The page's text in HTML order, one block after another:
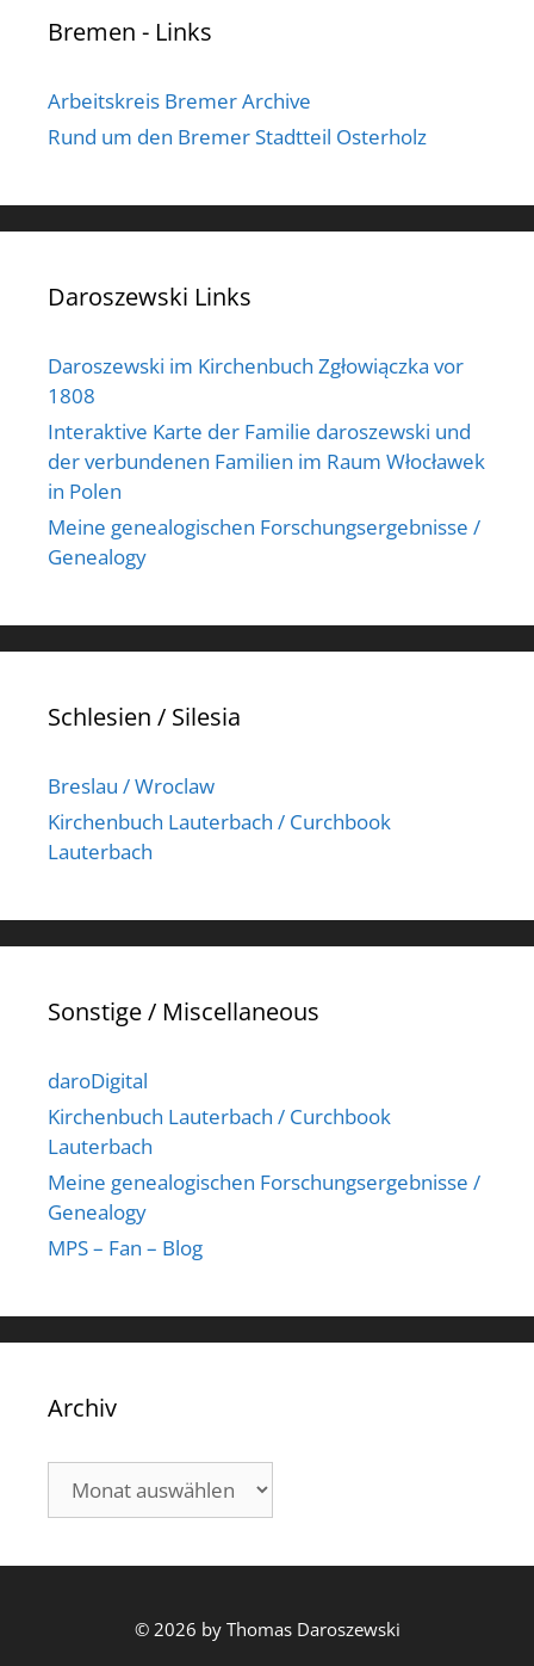
Bremen - Links
Arbeitskreis Bremer Archive
Rund um den Bremer Stadtteil Osterholz
Daroszewski Links
Daroszewski im Kirchenbuch Zgłowiączka vor
1808
Interaktive Karte der Familie daroszewski und
der verbundenen Familien im Raum Włocławek
in Polen
Meine genealogischen Forschungsergebnisse /
Genealogy
Schlesien / Silesia
Breslau / Wroclaw
Kirchenbuch Lauterbach / Curchbook
Lauterbach
Sonstige / Miscellaneous
daroDigital
Kirchenbuch Lauterbach / Curchbook
Lauterbach
Meine genealogischen Forschungsergebnisse /
Genealogy
MPS – Fan – Blog
Archiv
© 2026 by Thomas Daroszewski